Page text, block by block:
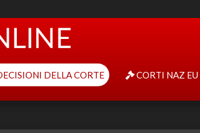
DELLA CORTE CORTI NAZ